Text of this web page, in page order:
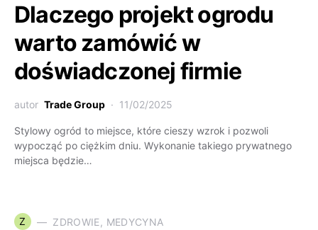
Dlaczego projekt ogrodu
warto zamówić w
doświadczonej firmie
autor Trade Group 11/02/2025
Stylowy ogród to miejsce, które cieszy wzrok i pozwoli
wypocząć po ciężkim dniu. Wykonanie takiego prywatnego
miejsca będzie…
Z ZDROWIE, MEDYCYNA